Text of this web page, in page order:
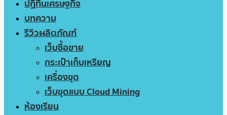
ปฏิทินเศรษฐกิจ
บทความ
รีวิวผลิตภัณฑ์
เว็บซื้อขาย
กระเป๋าเก็บเหรียญ
เครื่องขุด
เว็บขุดแบบ Cloud Mining
ห้องเรียน